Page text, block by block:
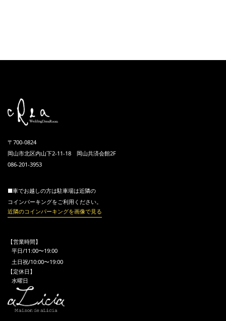
〒700-0824
岡山市北区内山下2-11-18 岡山共済会館2F
086-201-3953
■車でお越しの方は駐車場は近隣の
コインパーキングをご利用ください。
近隣のコインパーキングを画像で見る
【営業時間】
平日/11:00〜19:00
土日祝/10:00〜19:00
【定休日】
水曜日